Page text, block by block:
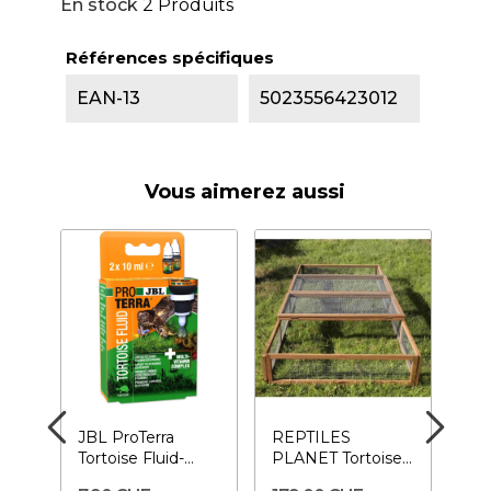
En stock 2 Produits
Références spécifiques
EAN-13
5023556423012
Vous aimerez aussi
JBL ProTerra
Tortoise Fluid-
REPTILES
PLANET Tortoise